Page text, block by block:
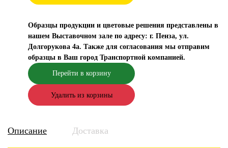
Образцы продукции и цветовые решения представлены в
нашем Выставочном зале по адресу: г. Пенза, ул.
Долгорукова 4а. Также для согласования мы отправим
образцы в Ваш город Транспортной компанией.
Перейти в корзину
Удалить из корзины
Описание Доставка